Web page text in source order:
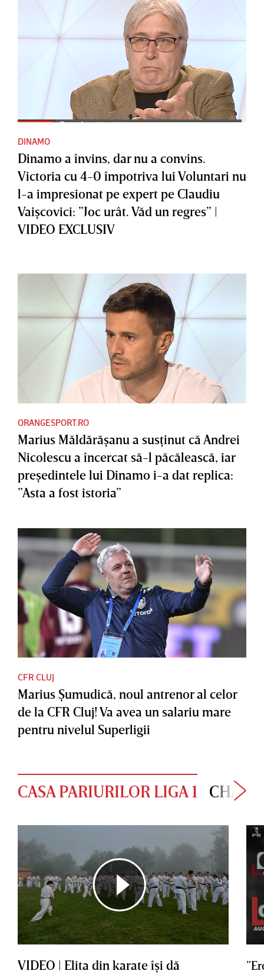
DINAMO
Dinamo a învins, dar nu a convins.
Victoria cu 4-0 împotriva lui Voluntari nu
l-a impresionat pe expert pe Claudiu
Vaişcovici: ”Joc urât. Văd un regres” |
VIDEO EXCLUSIV
ORANGESPORT.RO
Marius Măldărăşanu a susţinut că Andrei
Nicolescu a încercat să-l păcălească, iar
preşedintele lui Dinamo i-a dat replica:
”Asta a fost istoria”
CFR CLUJ
Marius Şumudică, noul antrenor al celor
de la CFR Cluj! Va avea un salariu mare
pentru nivelul Superligii
CASA PARIURILOR LIGA 1
VIDEO | Elita din karate îşi dă